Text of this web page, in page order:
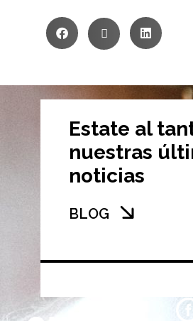
Estate al
nuestras
noticias
BLOG